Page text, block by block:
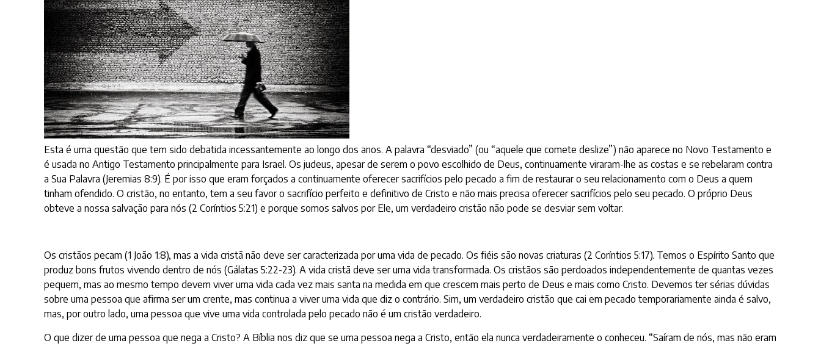
Esta é uma questão que tem sido debatida incessantemente ao longo dos anos. A palavra “desviado” (ou “aquele que comete deslize”) não aparece no Novo Testamento e
é usada no Antigo Testamento principalmente para Israel. Os judeus, apesar de serem o povo escolhido de Deus, continuamente viraram-lhe as costas e se rebelaram contra
a Sua Palavra (Jeremias 8:9). É por isso que eram forçados a continuamente oferecer sacrifícios pelo pecado a fim de restaurar o seu relacionamento com o Deus a quem
tinham ofendido. O cristão, no entanto, tem a seu favor o sacrifício perfeito e definitivo de Cristo e não mais precisa oferecer sacrifícios pelo seu pecado. O próprio Deus
obteve a nossa salvação para nós (2 Coríntios 5:21) e porque somos salvos por Ele, um verdadeiro cristão não pode se desviar sem voltar.
Os cristãos pecam (1 João 1:8), mas a vida cristã não deve ser caracterizada por uma vida de pecado. Os fiéis são novas criaturas (2 Coríntios 5:17). Temos o Espírito Santo que
produz bons frutos vivendo dentro de nós (Gálatas 5:22-23). A vida cristã deve ser uma vida transformada. Os cristãos são perdoados independentemente de quantas vezes
pequem, mas ao mesmo tempo devem viver uma vida cada vez mais santa na medida em que crescem mais perto de Deus e mais como Cristo. Devemos ter sérias dúvidas
sobre uma pessoa que afirma ser um crente, mas continua a viver uma vida que diz o contrário. Sim, um verdadeiro cristão que cai em pecado temporariamente ainda é salvo,
mas, por outro lado, uma pessoa que vive uma vida controlada pelo pecado não é um cristão verdadeiro.
O que dizer de uma pessoa que nega a Cristo? A Bíblia nos diz que se uma pessoa nega a Cristo, então ela nunca verdadeiramente o conheceu. “Saíram de nós, mas não eram